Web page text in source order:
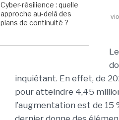
Cyber-résilience : quelle
approche au-delà des
plans de continuité ?
Le
inquiétant. En effet, de
pour atteindre 4,45
l’augmentation est de